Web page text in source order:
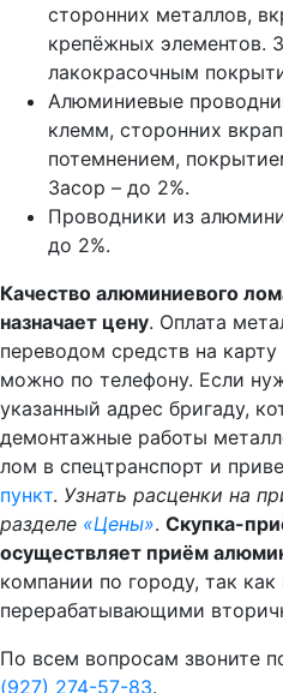
сторонних металлов,
крепёжных элементов.
лакокрасочным
Алюминиевые
клемм, сторонних
потемнением,
Засор – до 2%.
Проводники из
до 2%.
Качество алюминиевого
назначает цену. Оплата
переводом средств на
можно по телефону. Если
указанный адрес бригаду,
демонтажные работы
лом в спецтранспорт и
пункт. Узнать расценки на
разделе «Цены». Скупка-
осуществляет приём
компании по городу, так
перерабатывающими
По всем вопросам звоните
(927) 274-57-83.